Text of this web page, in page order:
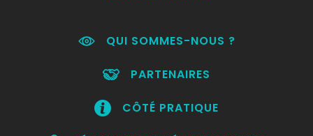
QUI SOMMES-NOUS ?
PARTENAIRES
CÔTÉ PRATIQUE